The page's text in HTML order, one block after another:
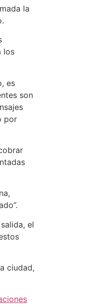
la
los
es
son
por
el
ciudad,